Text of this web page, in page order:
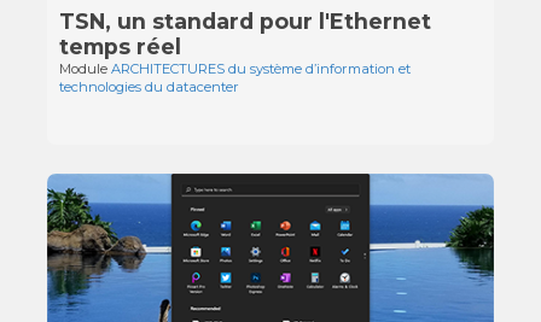
TSN, un standard pour l'Ethernet
temps réel
ModuleARCHITECTURES du système d’information et
technologies du datacenter